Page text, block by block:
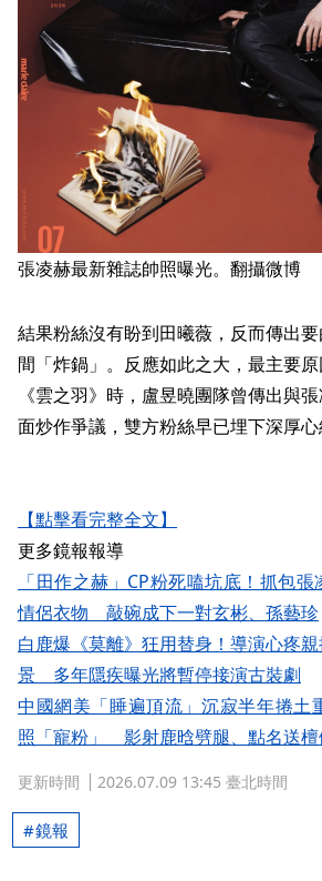
張凌赫最新雜誌帥照曝光。翻攝微博
結果粉絲沒有盼到田曦薇，反而傳出
間「炸鍋」。反應如此之大，最主要
《雲之羽》時，盧昱曉團隊曾傳出與
面炒作爭議，雙方粉絲早已埋下深厚心
【點擊看完整全文】
更多鏡報報導
「田作之赫」CP粉死嗑坑底！抓包
情侶衣物 敲碗成下一對玄彬、孫藝珍
白鹿爆《莫離》狂用替身！導演心疼
景 多年隱疾曝光將暫停接演古裝劇
中國網美「睡遍頂流」沉寂半年捲土
照「寵粉」 影射鹿晗劈腿、點名送檀
更新時間 2026.07.09 13:45 臺北時間
鏡報